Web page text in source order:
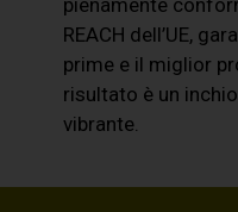
REACH dell’UE,
prime e il miglior
risultato è un
vibrante.